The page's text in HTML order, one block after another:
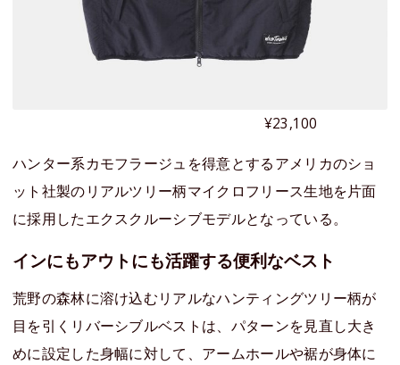
¥23,100
ハンター系カモフラージュを得意とするアメリカのショ
ット社製のリアルツリー柄マイクロフリース生地を片面
に採用したエクスクルーシブモデルとなっている。
インにもアウトにも活躍する便利なベスト
荒野の森林に溶け込むリアルなハンティングツリー柄が
目を引くリバーシブルベストは、パターンを見直し大き
めに設定した身幅に対して、アームホールや裾が身体に